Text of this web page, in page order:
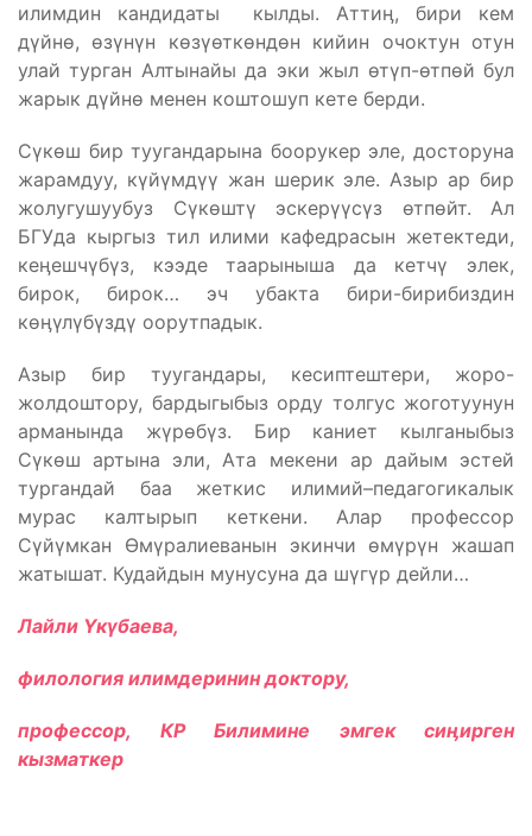
илимдин кандидаты кылды. Аттиӊ, бири кем
дүйнө, өзүнүн көзүөткөндөн кийин очоктун отун
улай турган Алтынайы да эки жыл өтүп-өтпөй бул
жарык дүйнө менен коштошуп кете берди.
Сүкөш бир туугандарына боорукер эле, досторуна
жарамдуу, күйүмдүү жан шерик эле. Азыр ар бир
жолугушуубуз Сүкөштү эскерүүсүз өтпөйт. Ал
БГУда кыргыз тил илими кафедрасын жетектеди,
кеӊешчүбүз, кээде таарыныша да кетчү элек,
бирок, бирок… эч убакта бири-бирибиздин
көӊүлүбүздү оорутпадык.
Азыр бир туугандары, кесиптештери, жоро-
жолдоштору, бардыгыбыз орду толгус жоготуунун
арманында жүрөбүз. Бир каниет кылганыбыз
Сүкөш артына эли, Ата мекени ар дайым эстей
тургандай баа жеткис илимий–педагогикалык
мурас калтырып кеткени. Алар профессор
Сүйүмкан Өмүралиеванын экинчи өмүрүн жашап
жатышат. Кудайдын мунусуна да шүгүр дейли…
Лайли Үкүбаева,
филология илимдеринин доктору,
профессор, КР Билимине эмгек сиӊирген
кызматкер